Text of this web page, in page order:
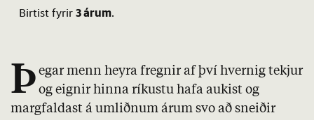
Birtist fyrir 3 árum.
Þ egar menn heyra fregnir af því hvernig tekjur
og eignir hinna ríkustu hafa aukist og
margfaldast á umliðnum árum svo að sneiðir